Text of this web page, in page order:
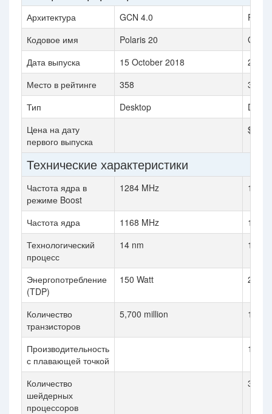
Архитектура GCN 4.0
Кодовое имя
Polaris 20
Дата выпуска
15 October 2018
2
Место в рейтинге
358
359
Тип
Desktop
Цена на дату
первого выпуска
Технические характеристики
Частота ядра в
режиме Boost
1284 MHz 1531
Частота ядра 1168 MHz
1417
Технологический
процесс
14 nm 16 nm
Энергопотребление
(TDP)
150 Watt 250
Количество
транзисторов
5,700 million
Производительность
с плавающей точкой
Количество
шейдерных
процессоров
3584